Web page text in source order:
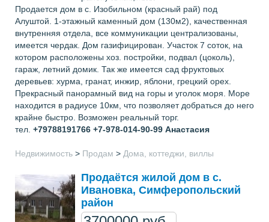
Продается дом в с. Изобильном (красный рай) под
Алуштой. 1-этажный каменный дом (130м2), качественная
внутренняя отдела, все коммуникации централизованы,
имеется чердак. Дом газифицирован. Участок 7 соток, на
котором расположены хоз. постройки, подвал (цоколь),
гараж, летний домик. Так же имеется сад фруктовых
деревьев: хурма, гранат, инжир, яблони, грецкий орех.
Прекрасный панорамный вид на горы и уголок моря. Море
находится в радиусе 10км, что позволяет добраться до него
крайне быстро. Возможен реальный торг.
тел. +79788191766 +7-978-014-90-99 Анастасия
Недвижимость > Продам > Дома, коттеджи, виллы
Продаётся жилой дом в с.
Ивановка, Симферопольский
район